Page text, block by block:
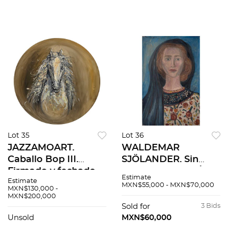
Lot 35
JAZZAMOART.
Caballo Bop III.
Firmado y fechado
Mex 17. Óleo sobre
tela. 150 cm de
certificado.
Estimate
MXN$130,000 -
MXN$200,000
Unsold
Lot 36
WALDEMAR
SJÖLANDER. Sin
sobre tela. 81.5 x 52.6
Estimate
MXN$55,000 - MXN$70,000
3 Bids
Sold for
MXN$60,000